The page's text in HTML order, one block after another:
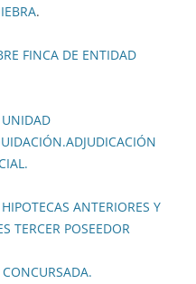
.
FINCA DE ENTIDAD
UNIDAD
ANTERIORES Y
TERCER POSEEDOR